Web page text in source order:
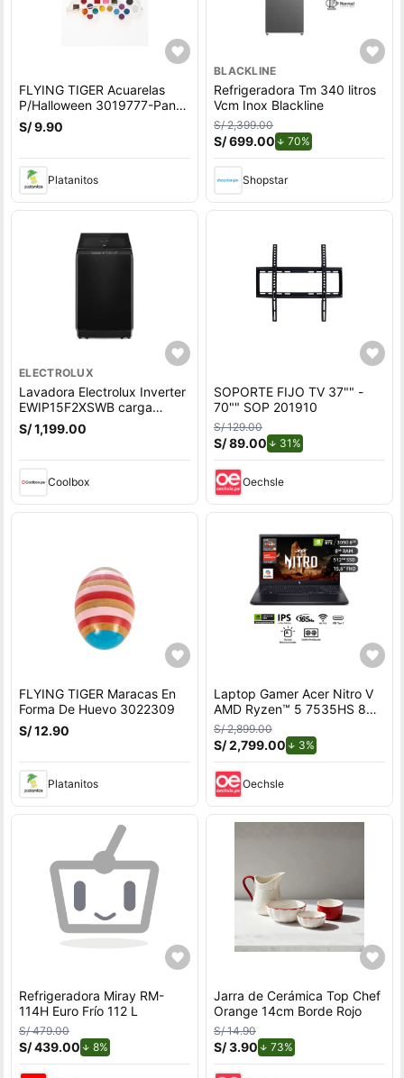
FLYING TIGER Acuarelas
P/Halloween 3019777-Pant-
A
S/ 9.90
Platanitos
BLACKLINE
Refrigeradora Tm 340 litros
Vcm Inox Blackline
S/ 2,399.00
S/ 699.00 70%de descuento.
Shopstar
ELECTROLUX
Lavadora Electrolux Inverter
EWIP15F2XSWB carga
superior, capacidad 15 kg,
negro
S/ 1,199.00
Coolbox
SOPORTE FIJO TV 37"" -
70"" SOP 201910
S/ 129.00
S/ 89.00 31%de descuento.
Oechsle
FLYING TIGER Maracas En
Forma De Huevo 3022309
S/ 12.90
Platanitos
Laptop Gamer Acer Nitro V
AMD Ryzen™ 5 7535HS 8GB
RAM 512GB SSD 15.6"" RTX
3050.
S/ 2,899.00
S/ 2,799.00 3%de descuento.
Oechsle
Refrigeradora Miray RM-
114H Euro Frío 112 L
S/ 479.00
S/ 439.00 8%
Jarra de Cerámica Top Chef
Orange 14cm Borde Rojo
S/ 14.90
S/ 3.90 73%de descuento.